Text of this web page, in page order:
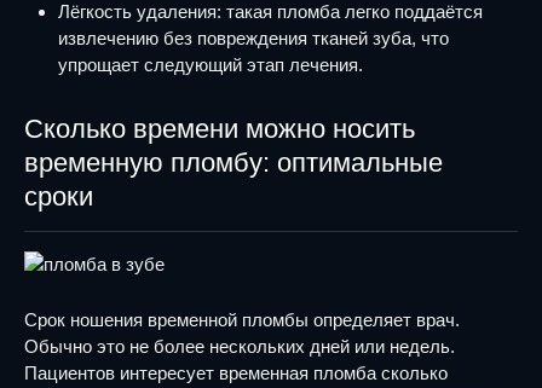
Лёгкость удаления: такая пломба легко поддаётся
извлечению без повреждения тканей зуба, что
упрощает следующий этап лечения.
Сколько времени можно носить
временную пломбу: оптимальные
сроки
Срок ношения временной пломбы определяет врач.
Обычно это не более нескольких дней или недель.
Пациентов интересует временная пломба сколько